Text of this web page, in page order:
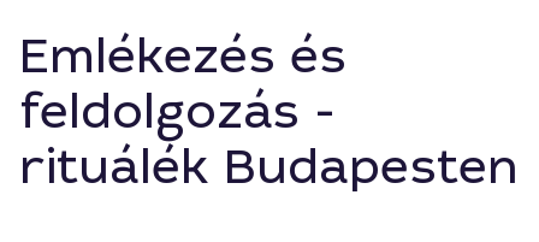
Emlékezés és
feldolgozás -
rituálék Budapesten